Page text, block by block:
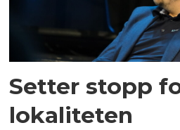
Setter stopp
lokaliteten